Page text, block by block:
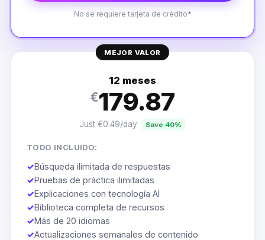
No se requiere tarjeta de crédito*
MEJOR VALOR
12 meses
€179.87
Just €0.49/day Save 40%
TODO INCLUIDO:
✓Búsqueda ilimitada de respuestas
✓Pruebas de práctica ilimitadas
✓Explicaciones con tecnología AI
✓Biblioteca completa de recursos
✓Más de 20 idiomas
✓Actualizaciones semanales de contenido